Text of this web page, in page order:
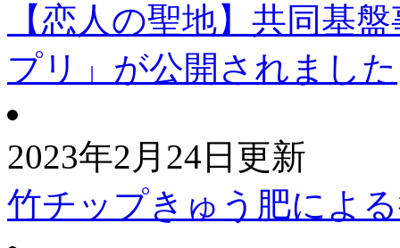
【恋人の聖地】共同基
プリ」が公開されました
2023年2月24日更新
竹チップきゅう肥によ